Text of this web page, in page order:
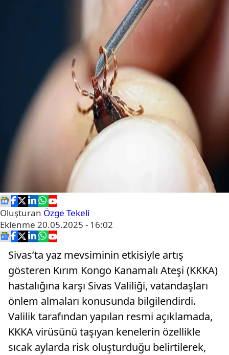
Oluşturan Özge Tekeli
Eklenme 20.05.2025 - 16:02
Sivas’ta yaz mevsiminin etkisiyle artış
gösteren Kırım Kongo Kanamalı Ateşi (KKKA)
hastalığına karşı Sivas Valiliği, vatandaşları
önlem almaları konusunda bilgilendirdi.
Valilik tarafından yapılan resmi açıklamada,
KKKA virüsünü taşıyan kenelerin özellikle
sıcak aylarda risk oluşturduğu belirtilerek,